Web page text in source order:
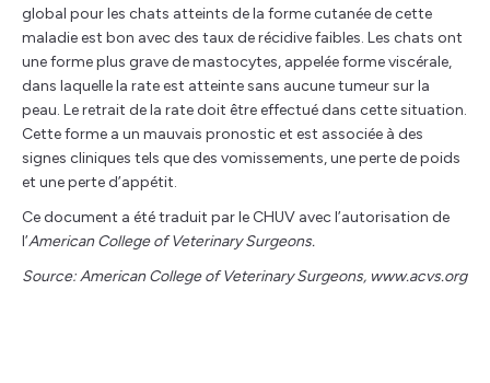
global pour les chats atteints de la forme cutanée de cette
maladie est bon avec des taux de récidive faibles. Les chats ont
une forme plus grave de mastocytes, appelée forme viscérale,
dans laquelle la rate est atteinte sans aucune tumeur sur la
peau. Le retrait de la rate doit être effectué dans cette situation.
Cette forme a un mauvais pronostic et est associée à des
signes cliniques tels que des vomissements, une perte de poids
et une perte d’appétit.
Ce document a été traduit par le CHUV avec l’autorisation de
l’American College of Veterinary Surgeons.
Source: American College of Veterinary Surgeons, www.acvs.org